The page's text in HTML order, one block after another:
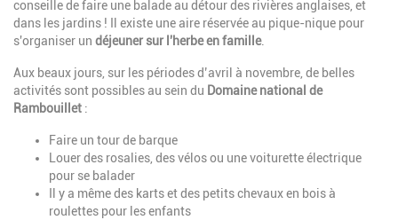
conseille de faire une balade au détour des rivières anglaises, et
dans les jardins ! Il existe une aire réservée au pique-nique pour
s'organiser un déjeuner sur l'herbe en famille.
Aux beaux jours, sur les périodes d’avril à novembre, de belles
activités sont possibles au sein du Domaine national de
Rambouillet :
Faire un tour de barque
Louer des rosalies, des vélos ou une voiturette électrique
pour se balader
Il y a même des karts et des petits chevaux en bois à
roulettes pour les enfants